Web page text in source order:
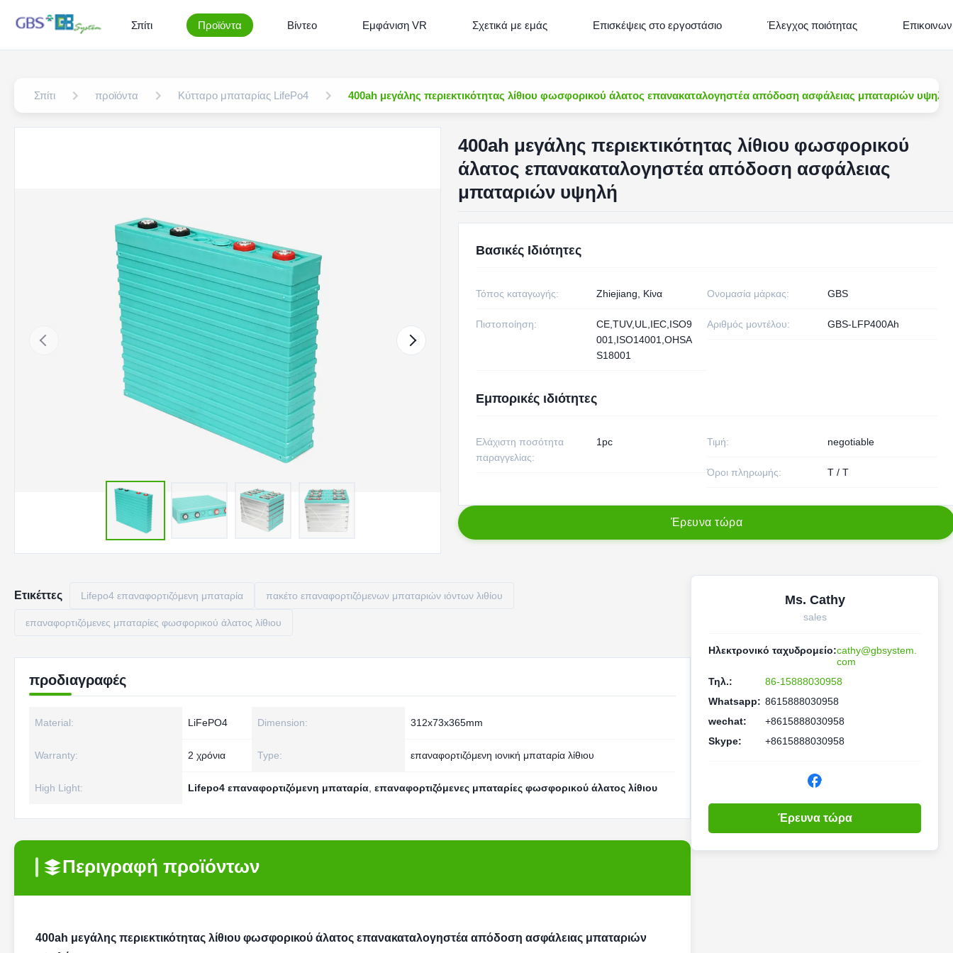
Σπίτι Προϊόντα Βίντεο Εμφάνιση VR Σχετικά με εμάς Επισκέψεις στο εργοστάσιο Έλεγχος ποιότητας
Σπίτι προϊόντα Κύτταρο μπαταρίας LifePo4 400ah μεγάλης περιεκτικότητας λίθιου φωσφορικού άλατος επανακαταλογηστέα απόδοση ασφάλειας μπαταριών υψηλή
400ah μεγάλης περιεκτικότητας λίθιου φωσφορικού
άλατος επανακαταλογηστέα απόδοση ασφάλειας
μπαταριών υψηλή
Βασικές Ιδιότητες
Τόπος καταγωγής: Zhiejiang, Κίνα Ονομασία μάρκας: GBS
Πιστοποίηση:
CE,TUV,UL,IEC,ISO9
001,ISO14001,OHSA
S18001
Αριθμός μοντέλου: GBS-LFP400Ah
Εμπορικές ιδιότητες
Ελάχιστη ποσότητα
παραγγελίας:
1pc Τιμή: negotiable
Όροι πληρωμής: T / T
Έρευνα τώρα
Ετικέττες Lifepo4 επαναφορτιζόμενη μπαταρία πακέτο επαναφορτιζόμενων μπαταριών ιόντων λιθίου
επαναφορτιζόμενες μπαταρίες φωσφορικού άλατος λίθιου
προδιαγραφές
Material: LiFePO4 Dimension: 312x73x365mm
Warranty: 2 χρόνια Type: επαναφορτιζόμενη ιονική μπαταρία λίθιου
High Light: Lifepo4 επαναφορτιζόμενη μπαταρία επαναφορτιζόμενες μπαταρίες φωσφορικού άλατος λίθιου
Περιγραφή προϊόντων
400ah μεγάλης περιεκτικότητας λίθιου φωσφορικού άλατος επανακαταλογηστέα απόδοση ασφάλειας μπαταριών
Ms. Cathy
sales
Ηλεκτρονικό ταχυδρομείο:cathy@gbsystem.
com
Τηλ.:
86-15888030958
Whatsapp: 8615888030958
wechat:
+8615888030958
Skype:
+8615888030958
Έρευνα τώρα